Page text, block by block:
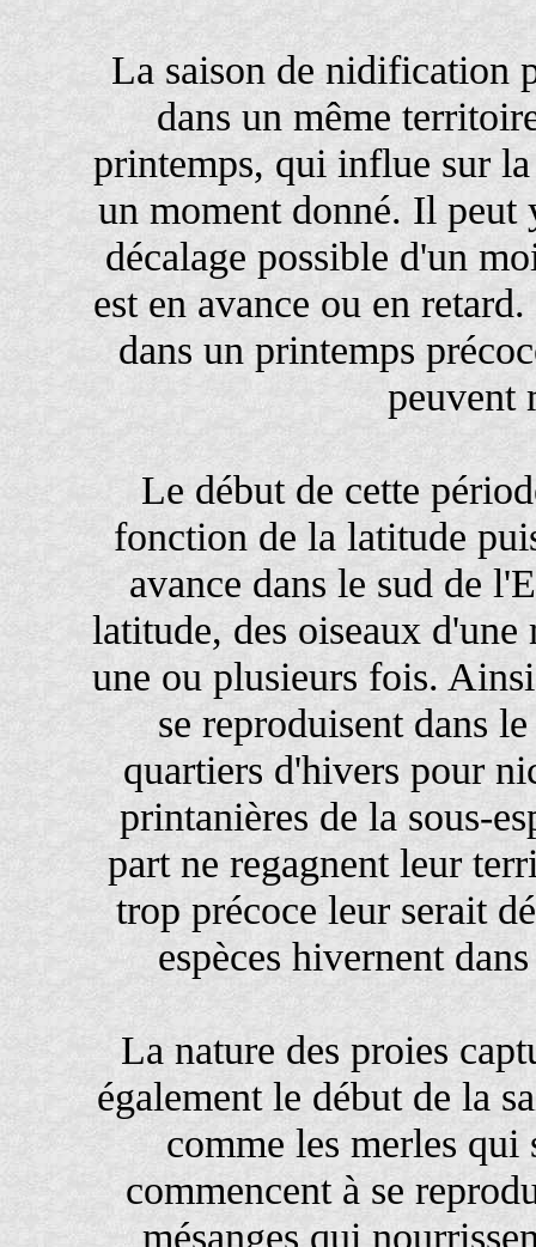
La saison de nidification
dans un même
printemps, qui influe sur
un moment donné. Il peut
décalage possible d'un
est en avance ou en
dans un printemps
peuvent
Le début de cette
fonction de la latitude
avance dans le sud de
latitude, des oiseaux d'une
une ou plusieurs fois.
se reproduisent dans
quartiers d'hivers pour
printanières de la sous-
part ne regagnent leur
trop précoce leur serait
espèces hivernent
La nature des proies
également le début de la
comme les merles qui
commencent à se
mésanges qui